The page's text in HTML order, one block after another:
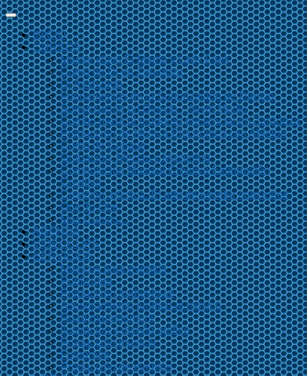
INICIO
CURSOS
Master class El Momo y Lady Funk
Curso de Dj en Zaragoza
Dj Avanzado
Fundamentos de la Sonorización de Directo
Sonorización en Directo – Nivel Medio
Combo musical moderno presencial en Zaragoza
Producción de Música Electrónica con Ableton
Curso de Cubase
Grabación, Mezcla y Mastering
Composición Musical Creativa Exploración
Creativa
Creación artística. El arte de escribir canciones
One To One
Más Cursos…
AGENDA
VIDEOCLIPS
SERVICIOS
Músicos para eventos
Publicidad
Producción audiovisual
Asesoramiento jurídico al músico
Road management
Ilustración y diseño gráfico
Producción musical
Fotografía
Producción de eventos